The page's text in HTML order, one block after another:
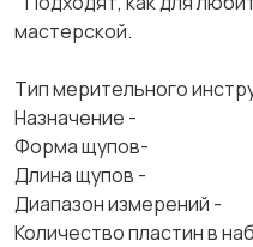
мастерской.
Тип мерительного
Назначение - для
Форма щупов-
Длина щупов -
Диапазон измерений
Количество пластин в